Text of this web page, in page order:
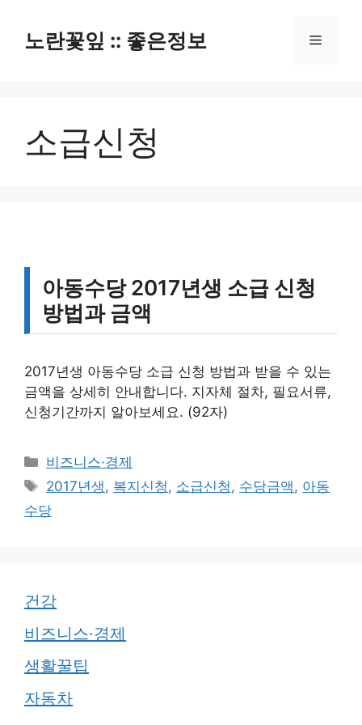
노란꽃잎 :: 좋은정보 메
소급신청
아동수당 2017년생 소급 신청
방법과 금액
2017년생 아동수당 소급 신청 방법과 받을 수 있는
금액을 상세히 안내합니다. 지자체 절차, 필요서류,
신청기간까지 알아보세요. (92자)
카
테
리
비즈니스·경제
태
그
2017년생, 복지신청, 소급신청, 수당금액, 아동
수당
건강
비즈니스·경제
생활꿀팁
자동차